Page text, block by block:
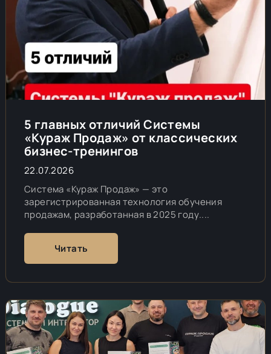
5 главных отличий Системы
«Кураж Продаж» от классических
бизнес-тренингов
22.07.2026
Система «Кураж Продаж» — это
зарегистрированная технология обучения
продажам, разработанная в 2025 году....
Читать